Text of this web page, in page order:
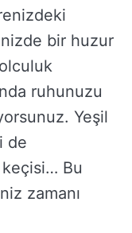
bir huzur
ruhunuzu
Yeşil
de
Bu
zamanı